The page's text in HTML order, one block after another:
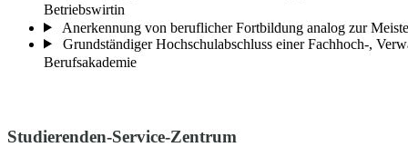
Betriebswirtin
Anerkennung von beruflicher Fortbildung analog zur
Grundständiger Hochschulabschluss einer Fachhoch-,
Berufsakademie
Studierenden-Service-Zentrum